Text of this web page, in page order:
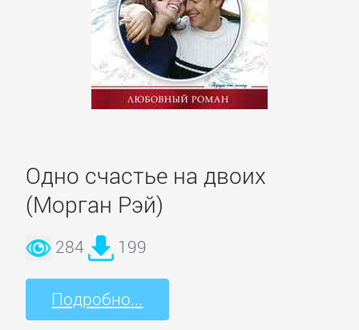
Одно счастье на двоих
(Морган Рэй)
284 199
Подробно...